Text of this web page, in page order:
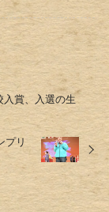
賞、入選の生
プリ